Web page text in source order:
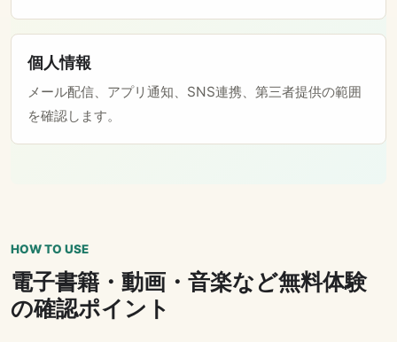
個人情報
メール配信、アプリ通知、SNS連携、第三者提供の範囲
を確認します。
HOW TO USE
電子書籍・動画・音楽など無料体験
の確認ポイント